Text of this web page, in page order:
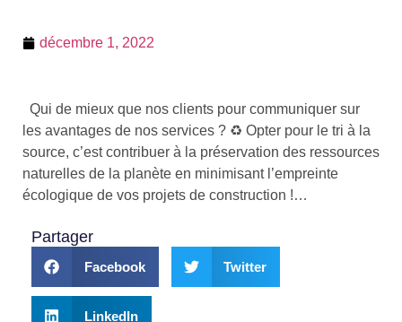
décembre 1, 2022
Qui de mieux que nos clients pour communiquer sur
les avantages de nos services ? ♻️ Opter pour le tri à la
source, c’est contribuer à la préservation des ressources
naturelles de la planète en minimisant l’empreinte
écologique de vos projets de construction !…
Partager
Facebook Twitter
LinkedIn